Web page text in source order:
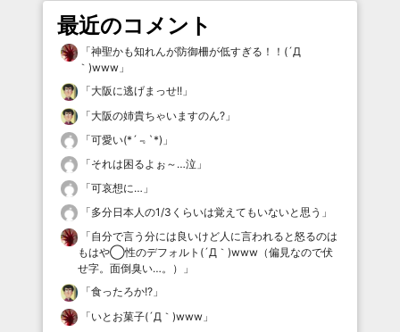
最近のコメント
「神聖かも知れんが防御柵が低すぎる！！(´Д
｀)www 」
「大阪に逃げまっせ!! 」
「大阪の姉貴ちゃいますのん? 」
「可愛い(*´﹃`*) 」
「それは困るよぉ～…泣 」
「可哀想に… 」
「多分日本人の1/3くらいは覚えてもいないと思う 」
「自分で言う分には良いけど人に言われると怒るのは
もはや◯性のデフォルト(´Д｀)www（偏見なので伏
せ字。面倒臭い…。）
」
「食ったろか!? 」
「いとお菓子(´Д｀)www 」